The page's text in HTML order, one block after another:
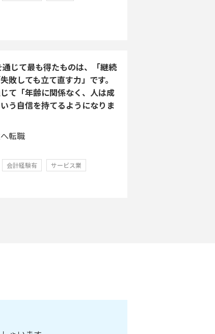
通じて最も得たものは、「継続
敗しても立て直す力」です。
て「年齢に関係なく、人は成
う自信を持てるようになりま
転職
会計経験有
サービス業